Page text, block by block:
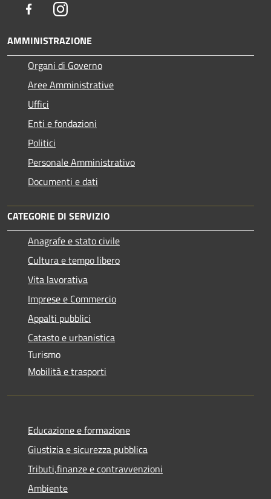
FacebookInstagram
AMMINISTRAZIONE
Organi di Governo
Aree Amministrative
Uffici
Enti e fondazioni
Politici
Personale Amministrativo
Documenti e dati
CATEGORIE DI SERVIZIO
Anagrafe e stato civile
Cultura e tempo libero
Vita lavorativa
Imprese e Commercio
Appalti pubblici
Catasto e urbanistica
Turismo
Mobilità e trasporti
Educazione e formazione
Giustizia e sicurezza pubblica
Tributi,finanze e contravvenzioni
Ambiente